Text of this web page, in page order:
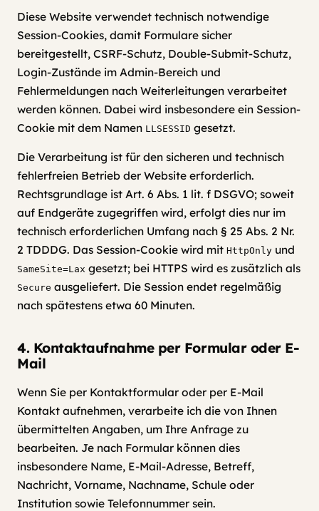
Diese Website verwendet technisch notwendige
Session-Cookies, damit Formulare sicher
bereitgestellt, CSRF-Schutz, Double-Submit-Schutz,
Login-Zustände im Admin-Bereich und
Fehlermeldungen nach Weiterleitungen verarbeitet
werden können. Dabei wird insbesondere ein Session-
Cookie mit dem Namen LLSESSID gesetzt.
Die Verarbeitung ist für den sicheren und technisch
fehlerfreien Betrieb der Website erforderlich.
Rechtsgrundlage ist Art. 6 Abs. 1 lit. f DSGVO; soweit
auf Endgeräte zugegriffen wird, erfolgt dies nur im
technisch erforderlichen Umfang nach § 25 Abs. 2 Nr.
2 TDDDG. Das Session-Cookie wird mit HttpOnly und
SameSite=Lax gesetzt; bei HTTPS wird es zusätzlich als
Secure ausgeliefert. Die Session endet regelmäßig
nach spätestens etwa 60 Minuten.
4. Kontaktaufnahme per Formular oder E-
Mail
Wenn Sie per Kontaktformular oder per E-Mail
Kontakt aufnehmen, verarbeite ich die von Ihnen
übermittelten Angaben, um Ihre Anfrage zu
bearbeiten. Je nach Formular können dies
insbesondere Name, E-Mail-Adresse, Betreff,
Nachricht, Vorname, Nachname, Schule oder
Institution sowie Telefonnummer sein.